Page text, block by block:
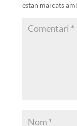
estan marcats